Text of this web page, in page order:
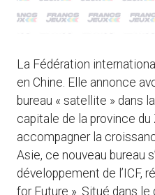
La Fédération
en Chine. Elle annonce
bureau « satellite » dans
capitale de la province du
accompagner la
Asie, ce nouveau bureau
développement de l’ICF,
for Future ». Situé dans